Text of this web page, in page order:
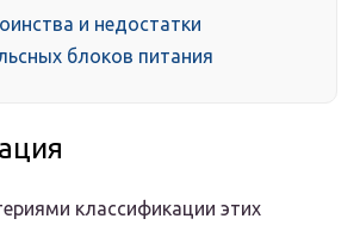
и недостатки
блоков питания
классификации этих